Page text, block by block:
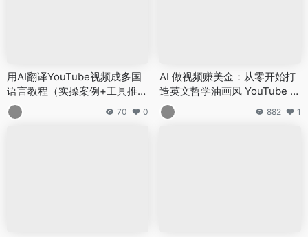
用AI翻译YouTube视频成多国
语言教程（实操案例+工具推
荐）
70 0
AI 做视频赚美金：从零开始打
造英文哲学油画风 YouTube 无
露脸频道
882 1